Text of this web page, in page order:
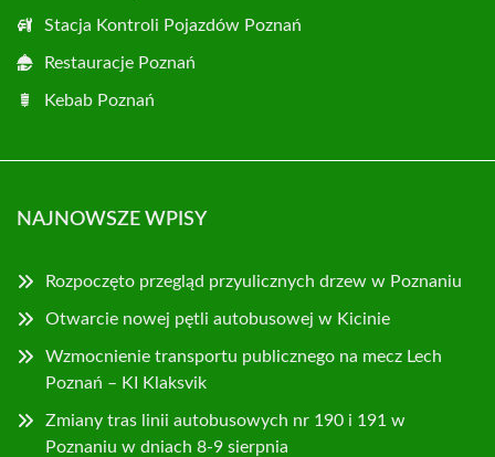
Stacja Kontroli Pojazdów Poznań
Restauracje Poznań
Kebab Poznań
NAJNOWSZE WPISY
Rozpoczęto przegląd przyulicznych drzew w Poznaniu
Otwarcie nowej pętli autobusowej w Kicinie
Wzmocnienie transportu publicznego na mecz Lech
Poznań – KI Klaksvik
Zmiany tras linii autobusowych nr 190 i 191 w
Poznaniu w dniach 8-9 sierpnia